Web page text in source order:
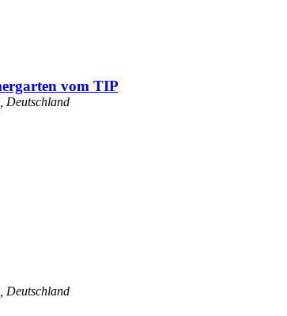
vom TIP
Deutschland
Deutschland